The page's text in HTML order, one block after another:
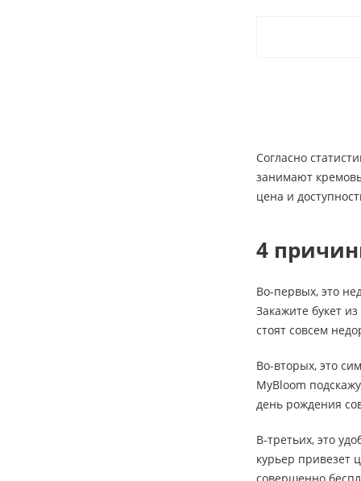
Согласно
занимают
цена и
4
Во-первых, это
Закажите букет
стоят совсем
Во-вторых, это
MyBloom
день рождения
В-третьих, это
курьер привезет
совершенно